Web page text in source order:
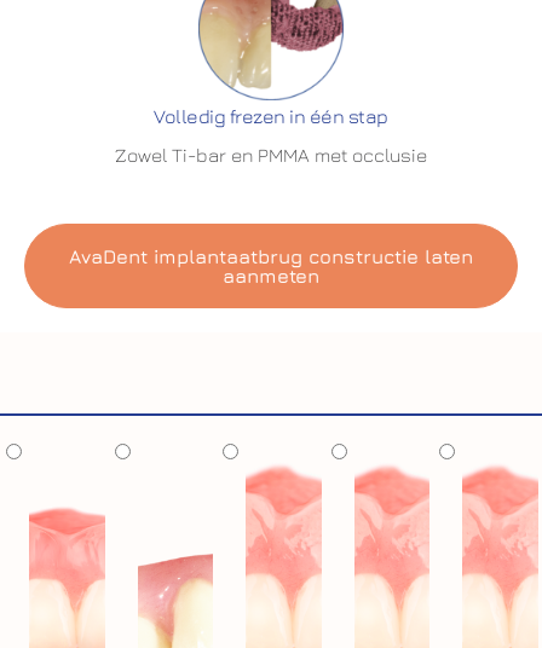
Volledig frezen in één stap
Zowel Ti-bar en PMMA met occlusie
AvaDent implantaatbrug constructie laten
aanmeten